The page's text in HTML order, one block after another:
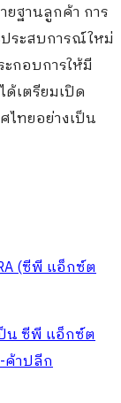
ฐานลูกค้า การ
ระสบการณ์ใหม่
กอบการให้มี
ด้เตรียมเปิด
ไทยอย่างเป็น
(ซีพี แอ็กซ์ต
ป็น ซีพี แอ็กซ์ต
-ค้าปลีก